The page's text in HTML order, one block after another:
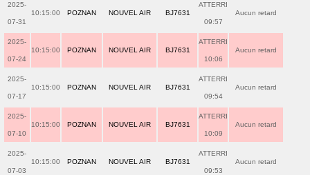
2025-
07-31
10:15:00 POZNAN NOUVEL AIR BJ7631
ATTERRI
09:57
Aucun retard
2025-
07-24
10:15:00 POZNAN NOUVEL AIR BJ7631
ATTERRI
10:06
Aucun retard
2025-
07-17
10:15:00 POZNAN NOUVEL AIR BJ7631
ATTERRI
09:54
Aucun retard
2025-
07-10
10:15:00 POZNAN NOUVEL AIR BJ7631
ATTERRI
10:09
Aucun retard
2025-
07-03
10:15:00 POZNAN NOUVEL AIR BJ7631
ATTERRI
09:53
Aucun retard